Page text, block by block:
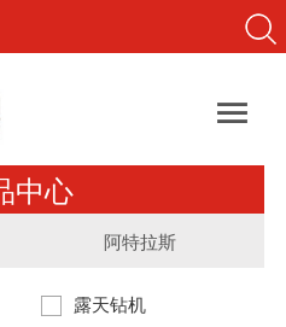

中心
阿特拉斯
露天钻机